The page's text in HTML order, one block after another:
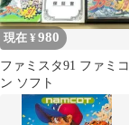
現在 ¥980
ファミスタ91 ファミコ
ン ソフト